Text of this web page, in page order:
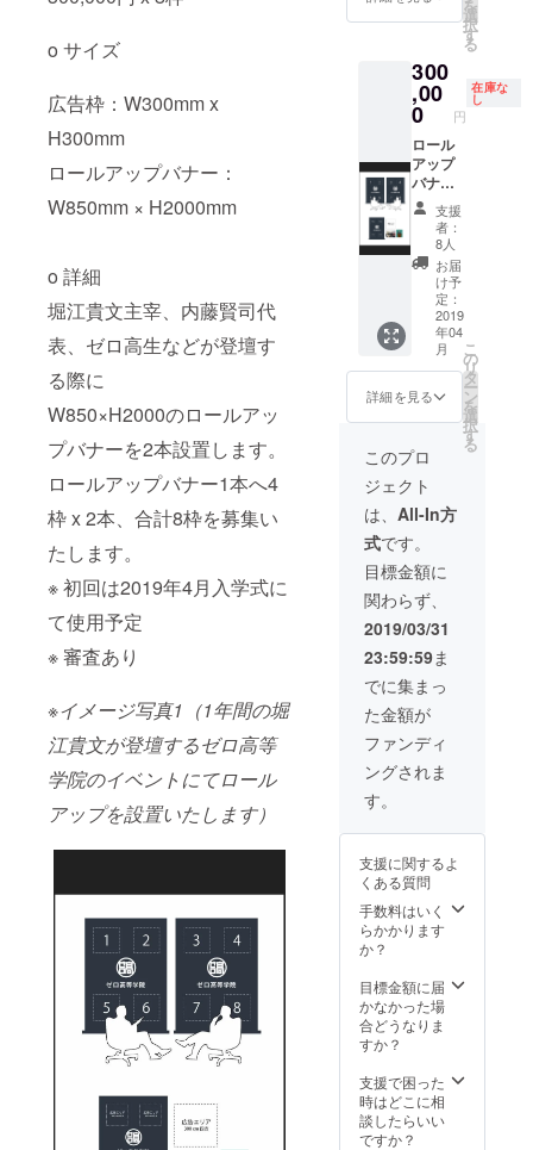
o サイズ
広告枠：W300mm x
H300mm
ロールアップバナー：
W850mm × H2000mm
o 詳細
堀江貴文主宰、内藤賢司代
表、ゼロ高生などが登壇す
る際に
W850×H2000のロールアッ
プバナーを2本設置します。
ロールアップバナー1本へ4
枠 x 2本、合計8枠を募集い
たします。
※ 初回は2019年4月入学式に
て使用予定
※ 審査あり
※イメージ写真1（1年間の堀
江貴文が登壇するゼロ高等
学院のイベントにてロール
アップを設置いたします）
してお
りま
2019年
3月中旬
ホーム
ページ
掲載予
定
詳細
140文字
セージ
と共
に、3月
にリ
ニュー
アル予
定の ゼ
ロ高等
学院の
ホーム
ページ
へバ
ナーを
掲載さ
せて頂
きま
す。
※2019
年3月中
旬 ホー
ムペー
ジ掲載
予定 o
参考
URL
https://z
ero-
ko.com/
socialp
articipa
tion/
を
選
択
す
る
300
,00
0 円
在庫な
し
ロール
アップ
バナー
スポン
サー (年
イズ 広
告枠：
W300m
m x
H300m
m ロー
ルアッ
プバ
ナー：
W850m
m ×
H2000
mm o
詳細 堀
江貴文
主宰、
内藤賢
司代
表、ゼ
ロ高生
などが
登壇す
る際に
W850×
H2000
のロー
ルアッ
プバ
しま
ロール
アップ
バナー1
本へ4枠
x 2本、
を募集
いたし
ます。
※ 初回
年4月入
学式に
て使用
予定 ※
支援
者：
8人
お届
け予
定：
2019
年04
月
詳細を見る
こ
の
リ
タ
ー
ン
を
選
択
す
る
このプロ
ジェクト
は、 All-In方
式です。
目標金額に
関わらず、
2019/03/31
23:59:59ま
でに集まっ
た金額が
ファンディ
ングされま
す。
支援に関するよ
くある質問
手数料はいく
らかかります
か？
目標金額に届
かなかった場
合どうなりま
すか？
支援で困った
時はどこに相
談したらいい
ですか？